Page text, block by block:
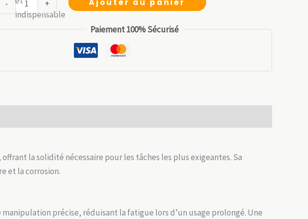
était : est :
- + Ajouter au panier
Paiement 100% Sécurisé
offrant la solidité nécessaire pour les tâches les plus exigeantes. Sa
et la corrosion.
précise, réduisant la fatigue lors d’un usage prolongé. Une